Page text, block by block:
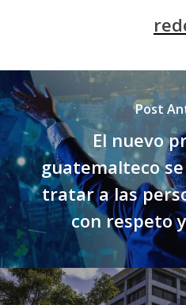
Post
El nuevo
guatemalteco
tratar a las
con respeto